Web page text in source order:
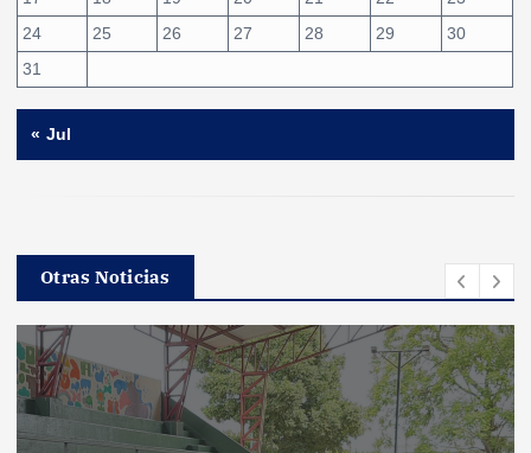
24
25 26 27 28 29
30
31
« Jul
Otras Noticias